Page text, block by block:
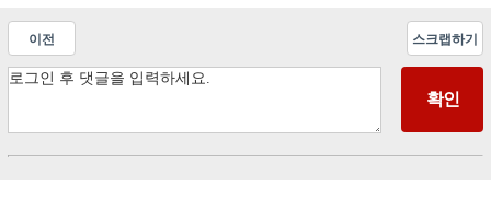
이전 스크랩하기